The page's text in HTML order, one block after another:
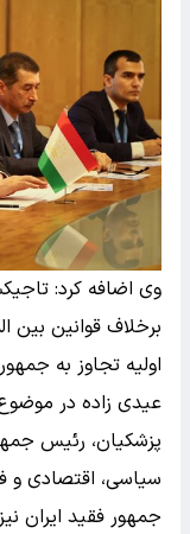
وی اضافه کرد:
برخلاف قوانین بین
اولیه تجاوز به
عیدی زاده در
پزشکیان، رئیس
سیاسی، اقتصادی و
جمهور فقید ایران